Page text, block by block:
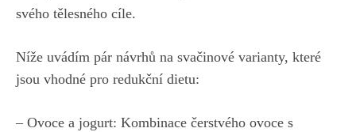
svého tělesného cíle.
Níže uvádím pár návrhů na svačinové varianty, které
jsou vhodné pro redukční dietu:
– Ovoce a jogurt: Kombinace čerstvého ovoce s